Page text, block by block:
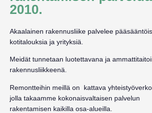
2010.
Akaalainen rakennusliike palvelee
kotitalouksia ja yrityksiä.
Meidät tunnetaan luotettavana ja
rakennusliikkeenä.
Remontteihin meillä on kattava
jolla takaamme kokonaisvaltaisen palvelun
rakentamisen kaikilla osa-alueilla.